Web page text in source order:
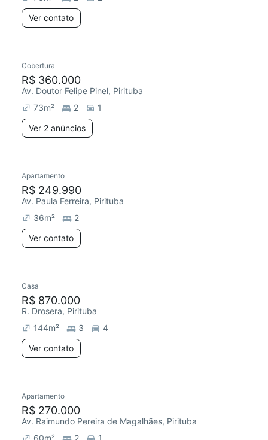
Ver contato
Cobertura
R$ 360.000
Av. Doutor Felipe Pinel, Pirituba
73m² 2
1
Ver 2 anúncios
Apartamento
R$ 249.990
Av. Paula Ferreira, Pirituba
36m²
2
Ver contato
Casa
R$ 870.000
R. Drosera, Pirituba
144m² 3
4
Ver contato
Apartamento
R$ 270.000
Av. Raimundo Pereira de Magalhães, Pirituba
60m² 2
1